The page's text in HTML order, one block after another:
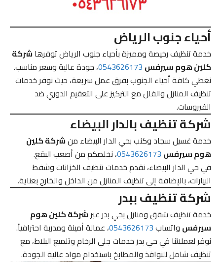
أحياء جنوب الرياض
خدمة تنظيف رخيصة ومميزة بأحياء جنوب الرياض توفرهاشركة
كلين هوم سيرفس0543626173، جودة عالية وسعر مناسب.
نغطي كافة أحياء الجنوب بفرق عمل سريعة، حيث نوفر خدمات
تنظيف المنازل والفلل مع التركيز على التعقيم الدوري ضد
الفيروسات.
شركة تنظيف بالدار البيضاء
خدمة غسيل سجاد وكنب بحي الدار البيضاء منشركة كلين
هوم سيرفس0543626173، نخلصكم من أصعب البقع.
في حي الدار البيضاء، نقدم خدمات تنظيف الخزانات وشفط
البيارات، بالإضافة إلى تنظيف المنازل من الداخل والخارج بعناية.
شركة تنظيف ببدر
خدمة تنظيف شقق ومنازل بحي بدر عبرشركة كلين هوم
سيرفسواتساب0543626173، عمالة أمينة ومدربة احترافياً.
نوفر لعملائنا في حي بدر خدمات جلي الرخام وتلميع البلاط، مع
تنظيف شامل للنوافذ والمطابخ باستخدام مواد عالية الجودة.